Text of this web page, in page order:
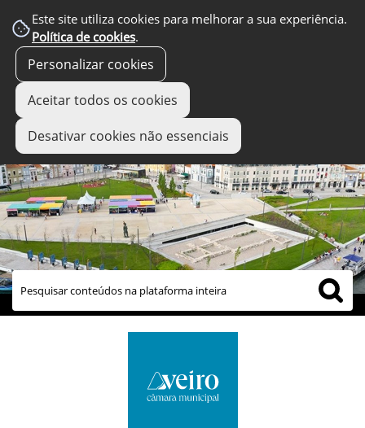
Este site utiliza cookies para melhorar a sua experiência.
Política de cookies.
Personalizar cookies
Aceitar todos os cookies
Desativar cookies não essenciais
links úteis